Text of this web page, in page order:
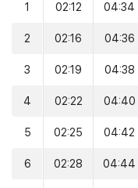
1 02:12 04:34
2 02:16 04:36
3 02:19 04:38
4 02:22 04:40
5 02:25 04:42
6 02:28 04:44